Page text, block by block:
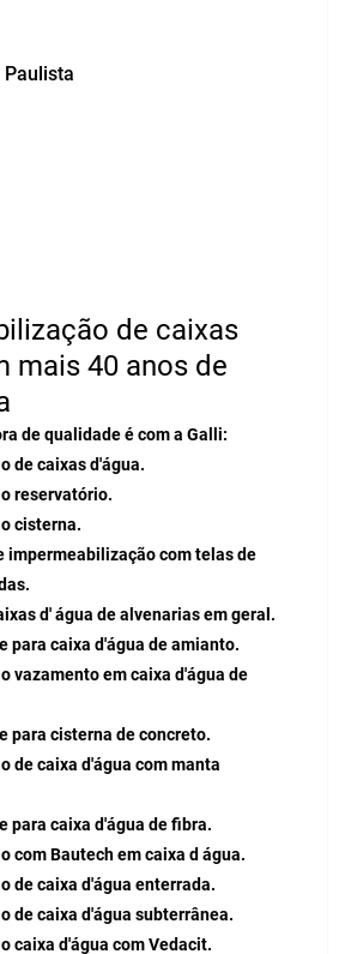
de caixas
mais 40 anos de
de qualidade é com a Galli:
de caixas d'água.
reservatório.
cisterna.
impermeabilização com telas de
d' água de alvenarias em geral.
para caixa d'água de amianto.
vazamento em caixa d'água de
para cisterna de concreto.
de caixa d'água com manta
para caixa d'água de fibra.
com Bautech em caixa d água.
de caixa d'água enterrada.
de caixa d'água subterrânea.
caixa d'água com Vedacit.